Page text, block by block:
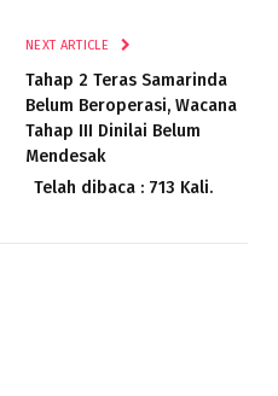
NEXT ARTICLE
Tahap 2 Teras Samarinda
Belum Beroperasi, Wacana
Tahap III Dinilai Belum
Mendesak
Telah dibaca : 713 Kali.